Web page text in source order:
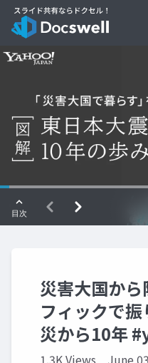
災害大国か
フィックで
災から10年
1.3K Views June